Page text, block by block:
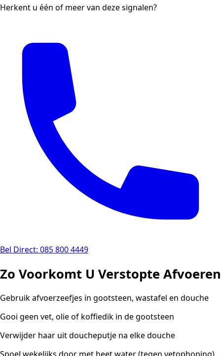
Herkent u één of meer van deze signalen?
Bel Direct: 085 800 4449
Zo Voorkomt U Verstopte Afvoeren
Gebruik afvoerzeefjes in gootsteen, wastafel en douche
Gooi geen vet, olie of koffiedik in de gootsteen
Verwijder haar uit doucheputje na elke douche